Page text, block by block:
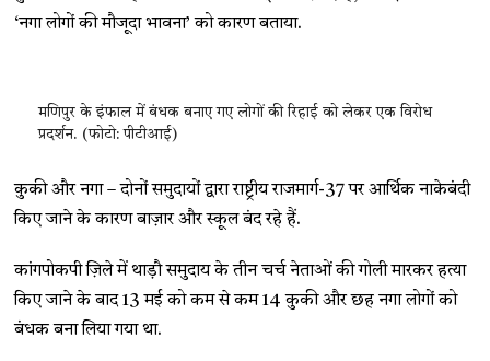
‘नगा लोगों की मौजूदा भावना’ को कारण बताया.
मणिपुर के इंफाल में बंधक बनाए गए लोगों की रिहाई को लेकर एक विरोध
प्रदर्शन. (फोटो: पीटीआई)
कुकी और नगा – दोनों समुदायों द्वारा राष्ट्रीय राजमार्ग-37 पर आर्थिक नाकेबंदी
किए जाने के कारण बाज़ार और स्कूल बंद रहे हैं.
कांगपोकपी ज़िले में थाड़ौ समुदाय के तीन चर्च नेताओं की गोली मारकर हत्या
किए जाने के बाद 13 मई को कम से कम 14 कुकी और छह नगा लोगों को
बंधक बना लिया गया था.